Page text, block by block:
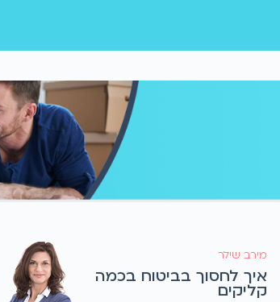
מירב שילר
איך לחסוך בביטוח בכמה
קליקים